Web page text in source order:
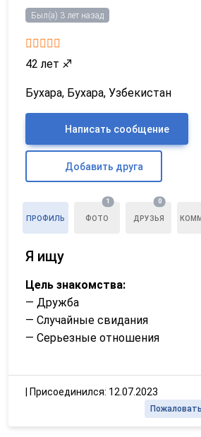
Был(а) 3 лет назад
42 лет ♐
Бухара, Бухара, Узбекистан
Написать сообщение
Добавить друга
ПРОФИЛЬ ФОТО
1
ДРУЗЬЯ
0
Я ищу
Цель знакомства:
— Дружба
— Случайные свидания
— Серьезные отношения
| Присоединился: 12.07.2023